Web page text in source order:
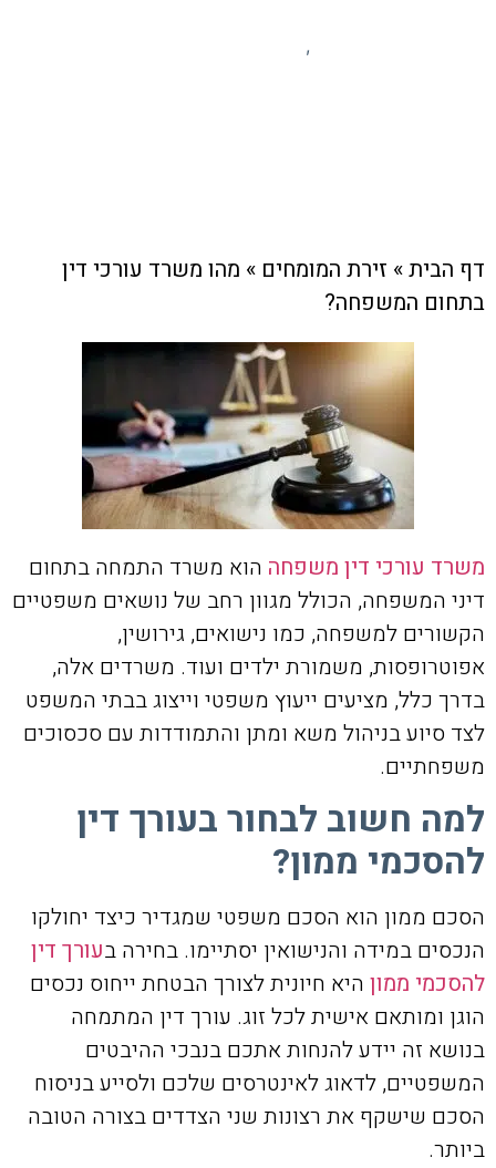
,
דף הבית» זירת המומחים » מהו משרד עורכי דין
בתחום המשפחה?
משרד עורכי דין משפחה הוא משרד התמחה בתחום
דיני המשפחה, הכולל מגוון רחב של נושאים משפטיים
הקשורים למשפחה, כמו נישואים, גירושין,
אפוטרופסות, משמורת ילדים ועוד. משרדים אלה,
בדרך כלל, מציעים ייעוץ משפטי וייצוג בבתי המשפט
לצד סיוע בניהול משא ומתן והתמודדות עם סכסוכים
משפחתיים.
למה חשוב לבחור בעורך דין
להסכמי ממון?
הסכם ממון הוא הסכם משפטי שמגדיר כיצד יחולקו
הנכסים במידה והנישואין יסתיימו. בחירה בעורך דין
להסכמי ממון היא חיונית לצורך הבטחת ייחוס נכסים
הוגן ומותאם אישית לכל זוג. עורך דין המתמחה
בנושא זה יידע להנחות אתכם בנבכי ההיבטים
המשפטיים, לדאוג לאינטרסים שלכם ולסייע בניסוח
הסכם שישקף את רצונות שני הצדדים בצורה הטובה
ביותר.